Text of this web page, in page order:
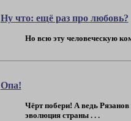
Ну что: ещё раз про любовь?
Но всю эту человеческую
Опа!
Чёрт побери! А ведь
эволюция страны . . .